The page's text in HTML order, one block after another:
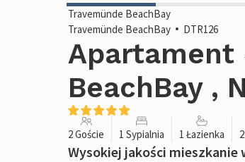
Travemünde BeachBay
Travemünde BeachBay
DTR126
Apartament
BeachBay ,
2 Goście 1 Sypialnia 1 Łazienka
Wysokiej jakości